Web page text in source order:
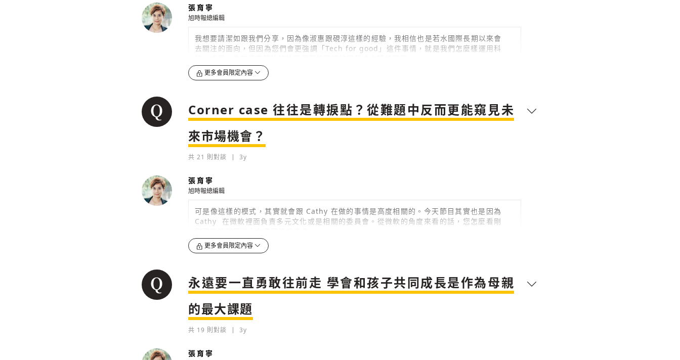
張育寧
旭時報總編輯
我想要請潔如跟我們分享，因為像淑惠跟硯淳這樣的經驗，我相信也是若水國際長期以來會
去關注的面向，但因為您們會更強調「Tech for good」這件事情，就是我們怎麼樣運用科
0 3y
如果以淑惠跟硯淳這樣的例子來看，若水國際在這個過程裡面，您們會扮演的角色大概會是
什麼？
0
檢舉留言
更多會員限定內容
Corner case 往往是轉捩點？從難題中反而更能窺見未
來市場機會？
共 21 則對談 3y
張育寧
旭時報總編輯
可是像這樣的模式，其實就會跟 Cathy 在做的事情是高度相關的。今天節目其實也是因為
Cathy 在微軟裡面負責多元文化或是相關的委員會。從微軟的角度來看的話，您怎麼看剛
0 3y
我們過去會覺得身障好像不是一個良好人力資源的來源，但是來到現在這個時代，我覺得大
概分兩種，一種就是剛剛潔如提到的，以勞動力為主的這種人力資源，那我們看到很多的弱
有那麼的高，這也是另外一種人力資源的思考。那從第二種的角度，您怎麼看這件事情？
0
更多會員限定內容
永遠要一直勇敢往前走 學會和孩子共同成長是作為母親
的最大課題
共 19 則對談 3y
張育寧